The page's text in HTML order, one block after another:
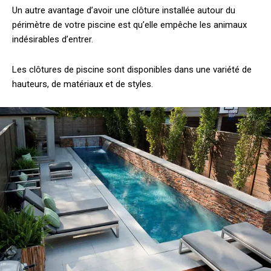
Un autre avantage d’avoir une clôture installée autour du
périmètre de votre piscine est qu’elle empêche les animaux
indésirables d’entrer.
Les clôtures de piscine sont disponibles dans une variété de
hauteurs, de matériaux et de styles.